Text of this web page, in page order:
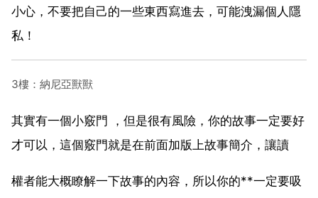
小心，不要把自己的一些東西寫進去，可能洩漏個人隱
私！
3樓：納尼亞獸獸
其實有一個小竅門 ，但是很有風險，你的故事一定要好
才可以，這個竅門就是在前面加版上故事簡介，讓讀
權者能大概瞭解一下故事的內容，所以你的**一定要吸